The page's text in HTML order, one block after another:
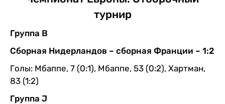
турнир
Группа В
Сборная Нидерландов – сборная Франции – 1:2
Голы: Мбаппе, 7 (0:1), Мбаппе, 53 (0:2), Хартман,
83 (1:2)
Группа J